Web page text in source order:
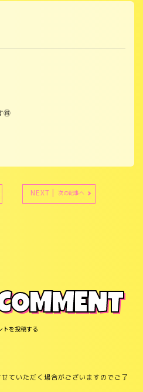
🉐
NEXT | 次の記事へ
トを投稿する
ていただく場合がございますのでご了